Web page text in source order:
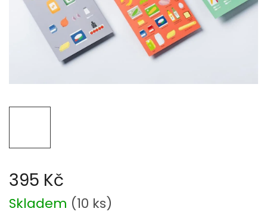
395 Kč
Měrná
cena:
Skladem (10 ks)